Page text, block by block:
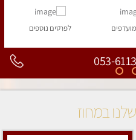
לפרטים נוספים
במחוז